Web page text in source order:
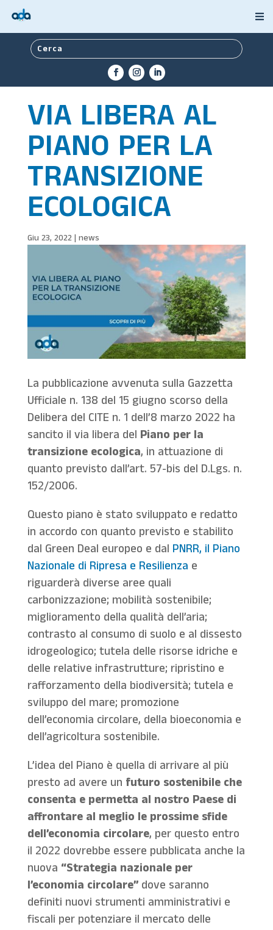
VIA LIBERA AL
PIANO PER LA
TRANSIZIONE
ECOLOGICA
Giu 23, 2022| news
La pubblicazione avvenuta sulla Gazzetta
Ufficiale n. 138 del 15 giugno scorso della
Delibera del CITE n. 1 dell’8 marzo 2022 ha
sancito il via libera del Piano per la
transizione ecologica, in attuazione di
quanto previsto dall’art. 57-bis del D.Lgs. n.
152/2006.
Questo piano è stato sviluppato e redatto
in accordo con quanto previsto e stabilito
dal Green Deal europeo e dal PNRR, il Piano
Nazionale di Ripresa e Resilienza e
riguarderà diverse aree quali
carbonizzazione; mobilità sostenibile;
miglioramento della qualità dell’aria;
contrasto al consumo di suolo e al dissesto
idrogeologico; tutela delle risorse idriche e
delle relative infrastrutture; ripristino e
rafforzamento della biodiversità; tutela e
sviluppo del mare; promozione
dell’economia circolare, della bioeconomia e
dell’agricoltura sostenibile.
L’idea del Piano è quella di arrivare al più
presto ad avere un futuro sostenibile che
consenta e permetta al nostro Paese di
affrontare al meglio le prossime sfide
dell’economia circolare, per questo entro
il 2022 dovrebbe essere pubblicata anche la
nuova “Strategia nazionale per
l’economia circolare”dove saranno
definiti nuovi strumenti amministrativi e
fiscali per potenziare il mercato delle